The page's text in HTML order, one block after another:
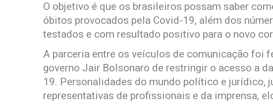
O objetivo é que os brasileiros possam saber
óbitos provocados pela Covid-19, além dos
testados e com resultado positivo para o novo
A parceria entre os veículos de comunicação foi
governo Jair Bolsonaro de restringir o acesso a
19. Personalidades do mundo político e jurídico,
representativas de profissionais e da imprensa,